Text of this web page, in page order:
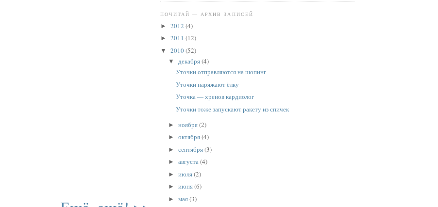
ПОЧИТАЙ — АРХИВ ЗАПИСЕЙ
► 2012 (4)
► 2011 (12)
▼ 2010(52)
▼ декабря(4)
Уточки отправляются на шопинг
Уточки наряжают ёлку
Уточка — хренов кардиолог
Уточки тоже запускают ракету из спичек
► ноября(2)
► октября(4)
► сентября(3)
► августа(4)
► июля(2)
► июня(6)
► мая(3)